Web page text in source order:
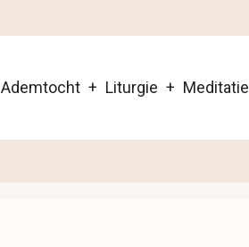
Ademtocht Liturgie Meditatie